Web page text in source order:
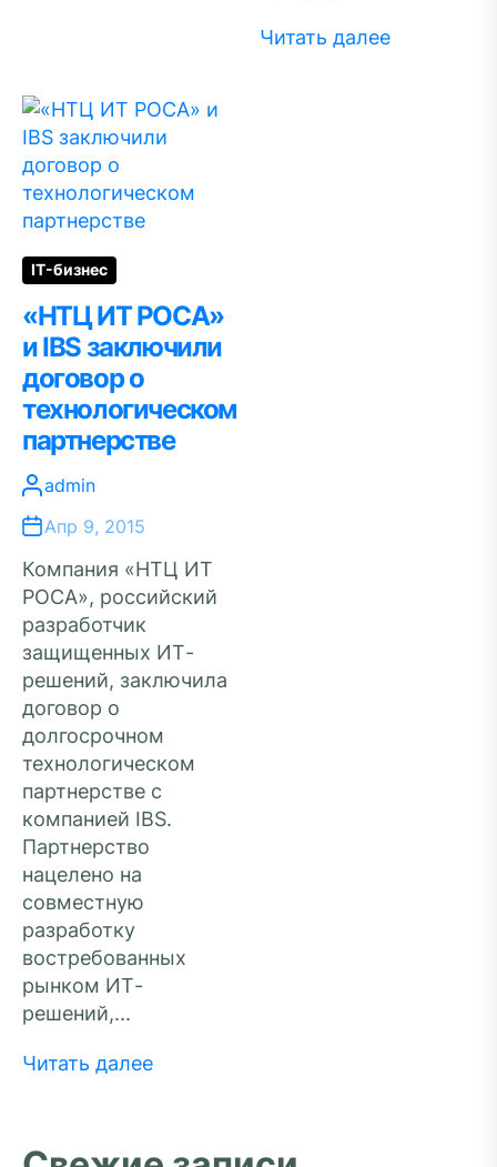
Читать далее
IT-бизнес
«НТЦ ИТ РОСА»
и IBS заключили
договор о
технологическом
партнерстве
admin
Апр 9, 2015
Компания «НТЦ ИТ
РОСА», российский
разработчик
защищенных ИТ-
решений, заключила
договор о
долгосрочном
технологическом
партнерстве с
компанией IBS.
Партнерство
нацелено на
совместную
разработку
востребованных
рынком ИТ-
решений,...
Читать далее